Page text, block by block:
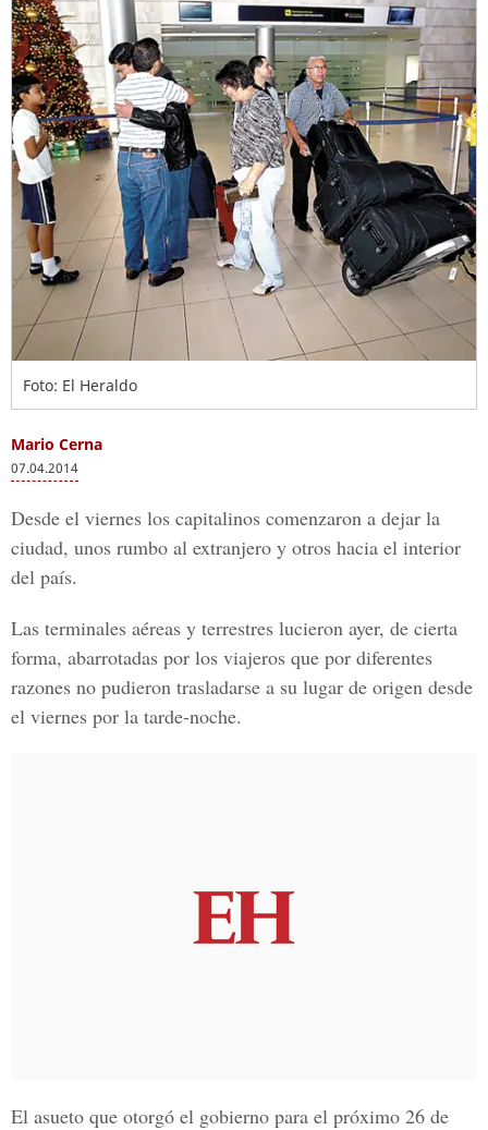
Foto: El Heraldo
Mario Cerna
07.04.2014
Desde el viernes los capitalinos comenzaron a dejar la
ciudad, unos rumbo al extranjero y otros hacia el interior
del país.
Las terminales aéreas y terrestres lucieron ayer, de cierta
forma, abarrotadas por los viajeros que por diferentes
razones no pudieron trasladarse a su lugar de origen desde
el viernes por la tarde-noche.
El asueto que otorgó el gobierno para el próximo 26 de